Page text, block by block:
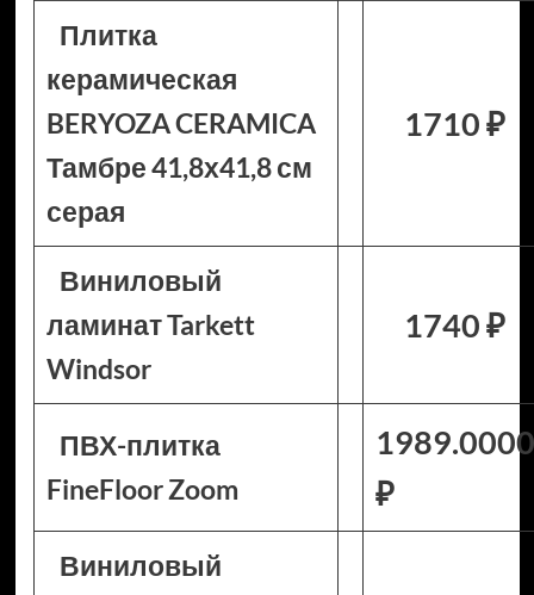
Плитка
керамическая
BERYOZA CERAMICA
Тамбре 41,8х41,8 см
серая
1710 ₽
Виниловый
ламинат Tarkett
Windsor
1740 ₽
ПВХ-плитка
FineFloor Zoom
1989.0000
₽
Виниловый